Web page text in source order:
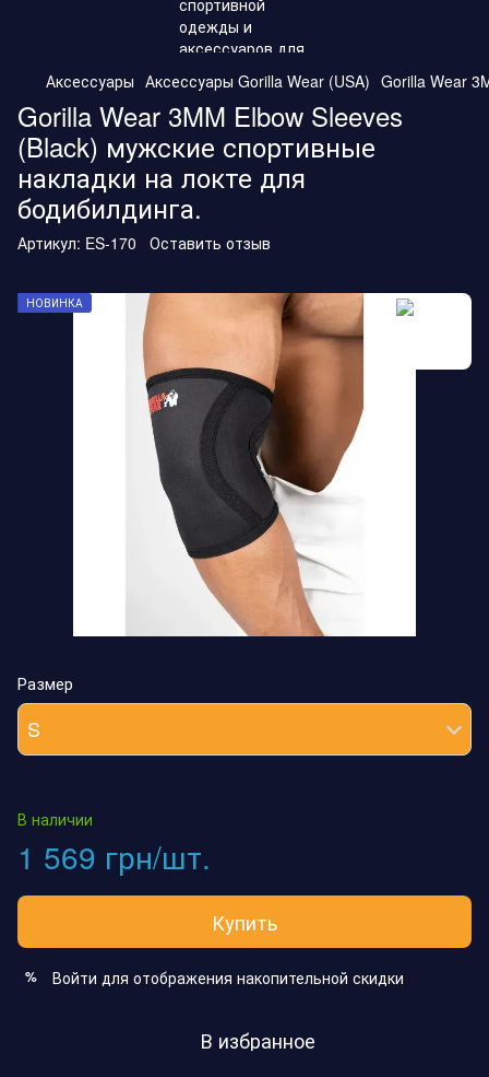
Аксессуары Аксессуары Gorilla Wear (USA) Gorilla Wear
Gorilla Wear 3MM Elbow Sleeves
(Black) мужские спортивные
накладки на локте для
бодибилдинга.
Артикул: ES-170 Оставить отзыв
НОВИНКА
Размер
S
В наличии
1 569 грн/шт.
Купить
% Войти для отображения накопительной скидки
В избранное